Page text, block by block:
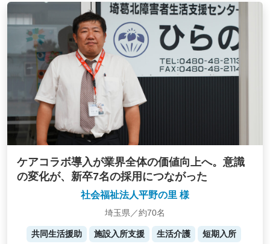
ケアコラボ導入が業界全体の価値向上へ。意識
の変化が、新卒7名の採用につながった
社会福祉法人平野の里 様
埼玉県／約70名
共同生活援助 施設入所支援 生活介護
短期入所